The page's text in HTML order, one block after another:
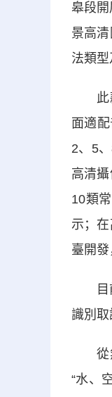
皋段
景高
法類
此款
面適
2、5
高清
10類
示；
臺開
目前
識別
從無
“水、